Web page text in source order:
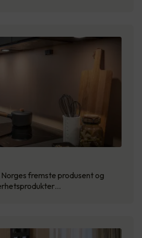
fremste produsent og